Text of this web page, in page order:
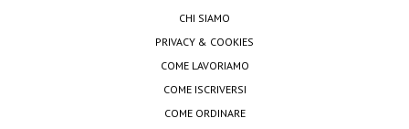
CHI SIAMO
PRIVACY & COOKIES
COME LAVORIAMO
COME ISCRIVERSI
COME ORDINARE